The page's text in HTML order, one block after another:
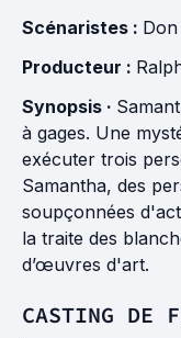
Scénaristes :
Producteur :
Synopsis ·
à gages. Une
exécuter trois
Samantha, des
soupçonnées
la traite des
d’œuvres d'art.
CASTING DE